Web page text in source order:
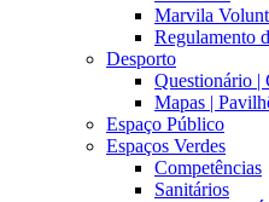
Marvila
Regulamento
Desporto
Questionário |
Mapas |
Espaço Público
Espaços Verdes
Competências
Sanitários